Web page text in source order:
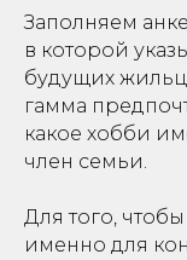
Заполняем
в которой
будущих
гамма
какое хобби
член семьи.
Для того,
именно для